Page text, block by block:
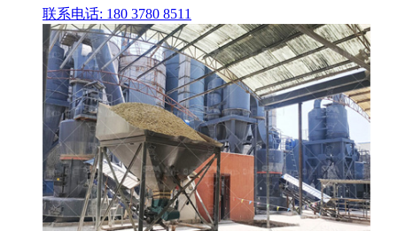
联系电话: 180 3780 8511